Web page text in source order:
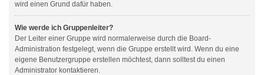
wird einen Grund dafür haben.
Wie werde ich Gruppenleiter?
Der Leiter einer Gruppe wird normalerweise durch die Board-
Administration festgelegt, wenn die Gruppe erstellt wird. Wenn du eine
eigene Benutzergruppe erstellen möchtest, dann solltest du einen
Administrator kontaktieren.